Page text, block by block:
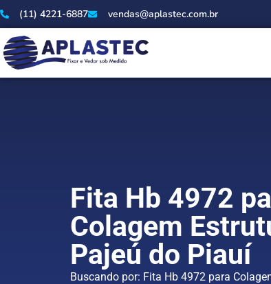
(11) 4221-6887 vendas@aplastec.com.br
Fita Hb 4972
Colagem
Pajeú do Piauí
Buscando por: Fita Hb 4972 para